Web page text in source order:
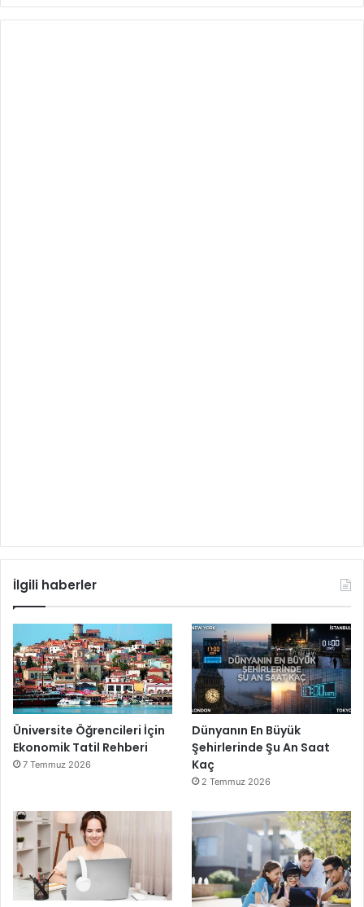
İlgili haberler
Üniversite Öğrencileri İçin
Ekonomik Tatil Rehberi
7 Temmuz 2026
Dünyanın En Büyük
Şehirlerinde Şu An Saat
Kaç
2 Temmuz 2026